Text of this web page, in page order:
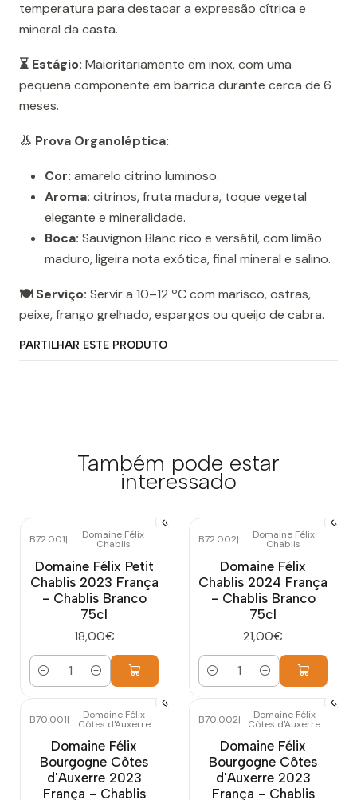
temperatura para destacar a expressão cítrica e
mineral da casta.
⏳ Estágio: Maioritariamente em inox, com uma
pequena componente em barrica durante cerca de 6
meses.
👃 Prova Organoléptica:
Cor: amarelo citrino luminoso.
Aroma: citrinos, fruta madura, toque vegetal
elegante e mineralidade.
Boca: Sauvignon Blanc rico e versátil, com limão
maduro, ligeira nota exótica, final mineral e salino.
🍽️ Serviço: Servir a 10–12 ºC com marisco, ostras,
peixe, frango grelhado, espargos ou queijo de cabra.
PARTILHAR ESTE PRODUTO
Também pode estar
interessado
B72.001| Domaine Félix
Chablis
Domaine Félix Petit
Chablis 2023 França
- Chablis Branco
75cl
18,00€
Quantidade
B72.002| Domaine Félix
Chablis
Domaine Félix
Chablis 2024 França
- Chablis Branco
75cl
21,00€
Quantidade
B70.001| Domaine Félix
Côtes d'Auxerre
Domaine Félix
Bourgogne Côtes
d'Auxerre 2023
França - Chablis
B70.002| Domaine Félix
Côtes d'Auxerre
Domaine Félix
Bourgogne Côtes
d'Auxerre 2023
França - Chablis